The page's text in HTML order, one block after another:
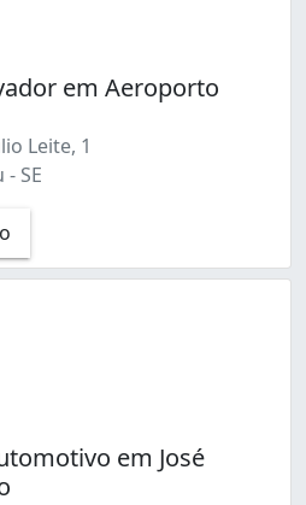
em Aeroporto
Leite, 1
SE
em José